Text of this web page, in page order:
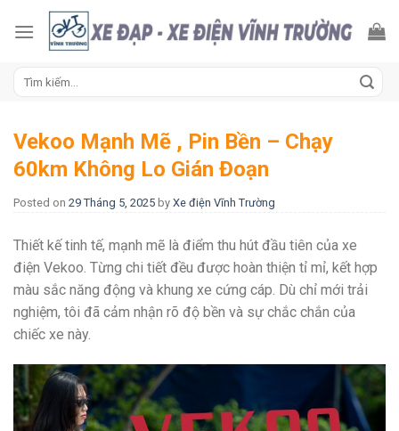
Vekoo Mạnh Mẽ , Pin Bền – Chạy
60km Không Lo Gián Đoạn
Posted on 29 Tháng 5, 2025 by Xe điện Vĩnh Trường
Thiết kế tinh tế, mạnh mẽ là điểm thu hút đầu tiên của xe
điện Vekoo. Từng chi tiết đều được hoàn thiện tỉ mỉ, kết hợp
màu sắc năng động và khung xe cứng cáp. Dù chỉ mới trải
nghiệm, tôi đã cảm nhận rõ độ bền và sự chắc chắn của
chiếc xe này.